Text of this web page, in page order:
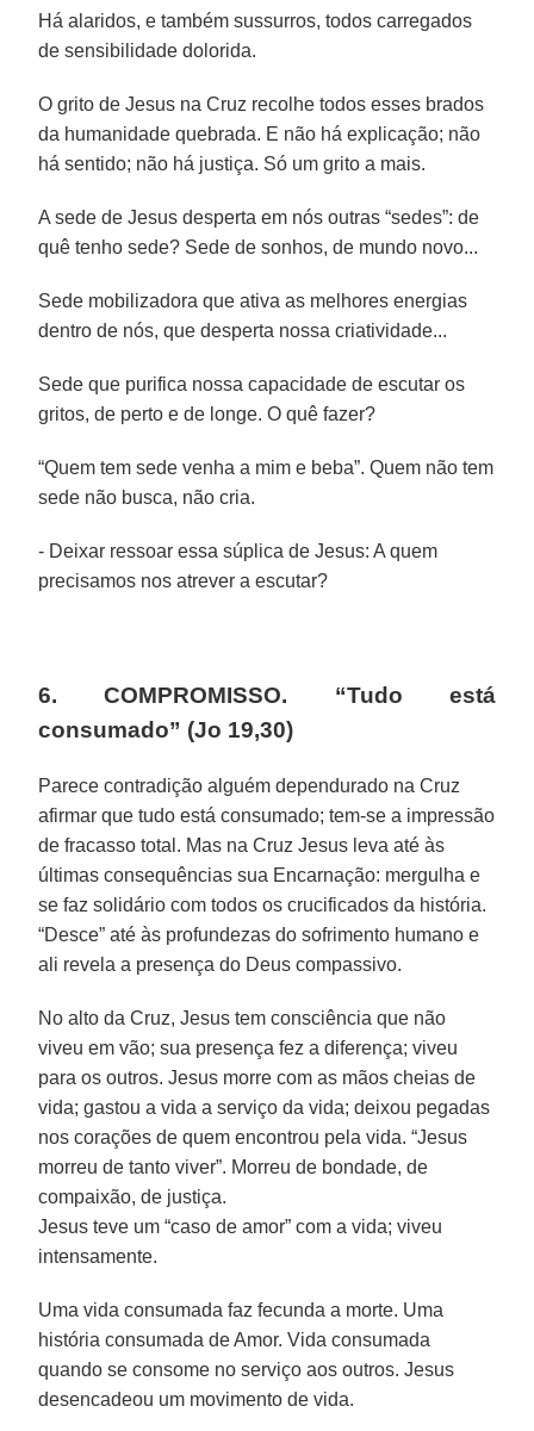
Há alaridos, e também sussurros, todos carregados
de sensibilidade dolorida.
O grito de Jesus na Cruz recolhe todos esses brados
da humanidade quebrada. E não há explicação; não
há sentido; não há justiça. Só um grito a mais.
A sede de Jesus desperta em nós outras “sedes”: de
quê tenho sede? Sede de sonhos, de mundo novo...
Sede mobilizadora que ativa as melhores energias
dentro de nós, que desperta nossa criatividade...
Sede que purifica nossa capacidade de escutar os
gritos, de perto e de longe. O quê fazer?
“Quem tem sede venha a mim e beba”. Quem não tem
sede não busca, não cria.
- Deixar ressoar essa súplica de Jesus: A quem
precisamos nos atrever a escutar?
6. COMPROMISSO. “Tudo está
consumado” (Jo 19,30)
Parece contradição alguém dependurado na Cruz
afirmar que tudo está consumado; tem-se a impressão
de fracasso total. Mas na Cruz Jesus leva até às
últimas consequências sua Encarnação: mergulha e
se faz solidário com todos os crucificados da história.
“Desce” até às profundezas do sofrimento humano e
ali revela a presença do Deus compassivo.
No alto da Cruz, Jesus tem consciência que não
viveu em vão; sua presença fez a diferença; viveu
para os outros. Jesus morre com as mãos cheias de
vida; gastou a vida a serviço da vida; deixou pegadas
nos corações de quem encontrou pela vida. “Jesus
morreu de tanto viver”. Morreu de bondade, de
compaixão, de justiça.
Jesus teve um “caso de amor” com a vida; viveu
intensamente.
Uma vida consumada faz fecunda a morte. Uma
história consumada de Amor. Vida consumada
quando se consome no serviço aos outros. Jesus
desencadeou um movimento de vida.